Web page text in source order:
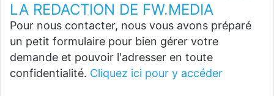
LA REDACTION DE FW.MEDIA
Pour nous contacter, nous vous avons préparé
un petit formulaire pour bien gérer votre
demande et pouvoir l'adresser en toute
confidentialité. Cliquez ici pour y accéder